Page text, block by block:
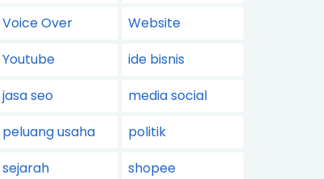
Voice Over
Website
Youtube
ide bisnis
jasa seo
media social
peluang usaha
politik
sejarah
shopee